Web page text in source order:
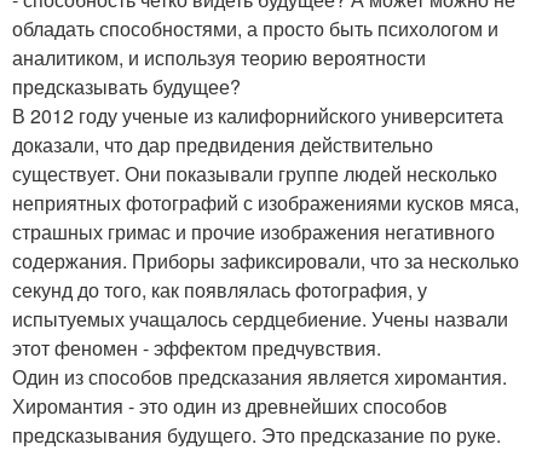
обладать способностями, а просто быть психологом и
аналитиком, и используя теорию вероятности
предсказывать будущее?
В 2012 году ученые из калифорнийского университета
доказали, что дар предвидения действительно
существует. Они показывали группе людей несколько
неприятных фотографий с изображениями кусков мяса,
страшных гримас и прочие изображения негативного
содержания. Приборы зафиксировали, что за несколько
секунд до того, как появлялась фотография, у
испытуемых учащалось сердцебиение. Учены назвали
этот феномен - эффектом предчувствия.
Один из способов предсказания является хиромантия.
Хиромантия - это один из древнейших способов
предсказывания будущего. Это предсказание по руке.